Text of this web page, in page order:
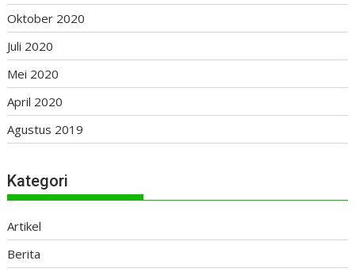
Oktober 2020
Juli 2020
Mei 2020
April 2020
Agustus 2019
Kategori
Artikel
Berita